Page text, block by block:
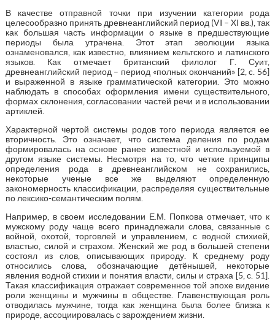
В качестве отправной точки при изучении категории рода
целесообразно принять древнеанглийский период (VI – XI вв.), так
как большая часть информации о языке в предшествующие
периоды была утрачена. Этот этап эволюции языка
ознаменовался, как известно, влиянием кельтского и латинского
языков. Как отмечает британский филолог Г. Суит,
древнеанглийский период – период «полных окончаний» [2, c. 56]
и выраженной в языке грамматической категории. Это можно
наблюдать в способах оформления имени существительного,
формах склонения, согласовании частей речи и в использовании
артиклей.
Характерной чертой системы родов того периода является ее
вторичность. Это означает, что система деления по родам
формировалась на основе ранее известной и используемой в
другом языке системы. Несмотря на то, что четкие принципы
определения рода в древнеанглийском не сохранились,
некоторые ученые все же выделяют определенную
закономерность классификации, распределяя существительные
по лексико-семантическим полям.
Например, в своем исследовании Е.М. Попкова отмечает, что к
мужскому роду чаще всего принадлежали слова, связанные с
войной, охотой, торговлей и управлением, с водной стихией,
властью, силой и страхом. Женский же род в большей степени
состоял из слов, описывающих природу. К среднему роду
относились слова, обозначающие детёнышей, некоторые
явления водной стихии и понятия власти, силы и страха [5, с. 51].
Такая классификация отражает современное той эпохе видение
роли женщины и мужчины в обществе. Главенствующая роль
отводилась мужчине, тогда как женщина была более близка к
природе, ассоциировалась с зарождением жизни.